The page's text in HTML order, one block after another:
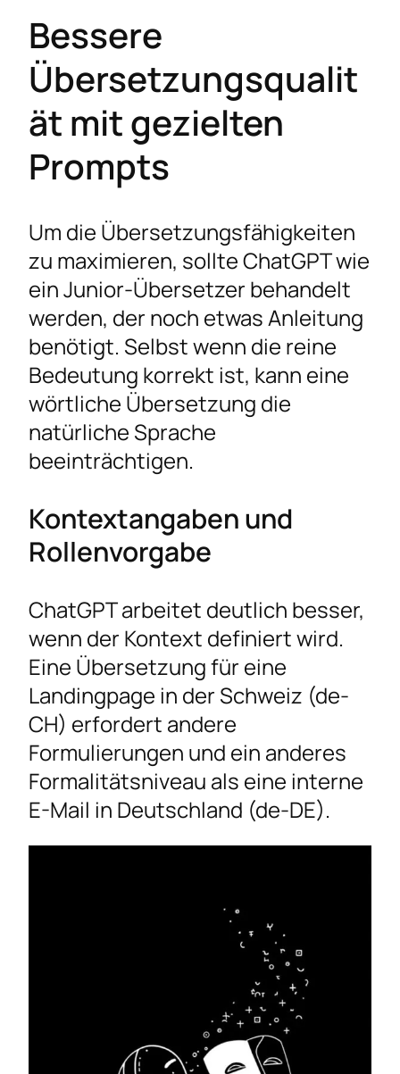
Bessere
Übersetzungsqualit
ät mit gezielten
Prompts
Um die Übersetzungsfähigkeiten
zu maximieren, sollte ChatGPT wie
ein Junior-Übersetzer behandelt
werden, der noch etwas Anleitung
benötigt. Selbst wenn die reine
Bedeutung korrekt ist, kann eine
wörtliche Übersetzung die
natürliche Sprache
beeinträchtigen.
Kontextangaben und
Rollenvorgabe
ChatGPT arbeitet deutlich besser,
wenn der Kontext definiert wird.
Eine Übersetzung für eine
Landingpage in der Schweiz (de-
CH) erfordert andere
Formulierungen und ein anderes
Formalitätsniveau als eine interne
E-Mail in Deutschland (de-DE).